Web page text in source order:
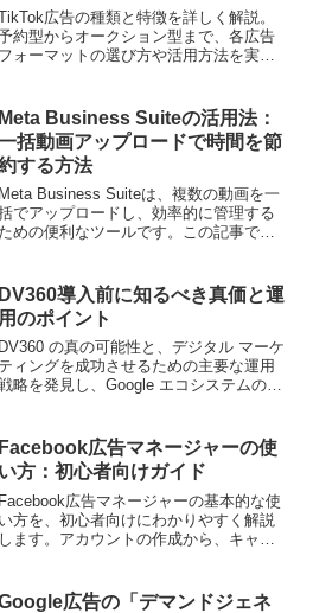
広告の種類と特徴を詳しく解説。
約型からオークション型まで、各広告
フォーマットの選び方や活用方法を実践
Meta Business Suiteの活用法：
括動画アップロードで時間を節
する方法
Meta Business Suiteは、複数の動画を一
でアップロードし、効率的に管理する
ための便利なツールです。この記事で
を詳しく解説します。
DV360導入前に知るべき真価と運
用のポイント
DV360 の真の可能性と、デジタル マーケ
ティングを成功させるための主要な運用
略を発見し、Google エコシステムの統
Facebook広告マネージャーの使
い方：初心者向けガイド
Facebook広告マネージャーの基本的な使
い方を、初心者向けにわかりやすく解説
します。アカウントの作成から、キャン
広告の「デマンドジェネ